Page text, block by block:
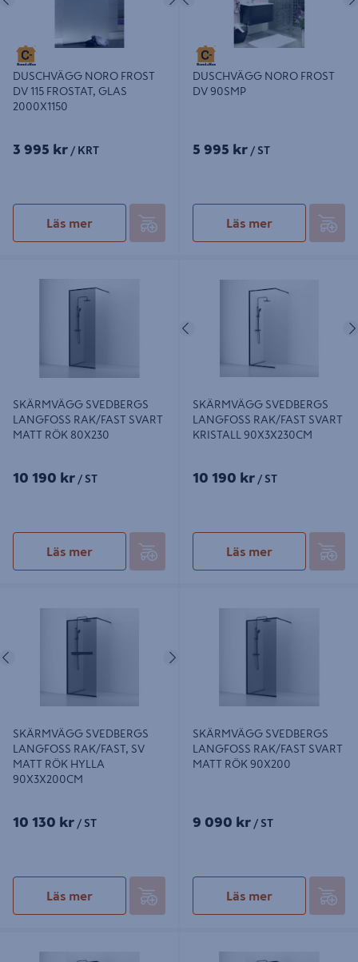
DUSCHVÄGG NORO FROST
DV 115 FROSTAT, GLAS
2000X1150
3 995 kr / KRT
Läs mer
DUSCHVÄGG NORO FROST
DV 90SMP
5 995 kr / ST
Läs mer
LANGFOSS RAK/FAST SVART
MATT RÖK 80X230
SKÄRMVÄGG SVEDBERGS
LANGFOSS RAK/FAST SVART
MATT RÖK 80X230
10 190 kr / ST
Läs mer
LANGFOSS RAK/FAST SVART
KRISTALL 90X3X230CM
Föregående
SKÄRMVÄGG SVEDBERGS
LANGFOSS RAK/FAST SVART
KRISTALL 90X3X230CM
10 190 kr / ST
Läs mer
LANGFOSS RAK/FAST, SV MATT
RÖK HYLLA 90X3X200CM
Föregående
SKÄRMVÄGG SVEDBERGS
LANGFOSS RAK/FAST, SV
MATT RÖK HYLLA
90X3X200CM
10 130 kr / ST
Läs mer
LANGFOSS RAK/FAST SVART
MATT RÖK 90X200
SKÄRMVÄGG SVEDBERGS
LANGFOSS RAK/FAST SVART
MATT RÖK 90X200
9 090 kr / ST
Läs mer
LANGFOSS RAK/FAST SVART
LANGFOSS RAK/FAST SV MATT